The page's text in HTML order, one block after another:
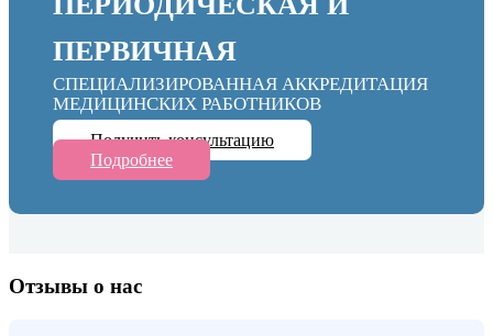
ПЕРВИЧНАЯ
СПЕЦИАЛИЗИРОВАННАЯ АККРЕДИТАЦИЯ
МЕДИЦИНСКИХ РАБОТНИКОВ
Получить консультацию
Подробнее
Отзывы о нас